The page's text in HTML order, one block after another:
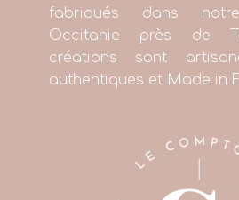
fabriqués dans
Occitanie près de
créations sont
authentiques et Made in